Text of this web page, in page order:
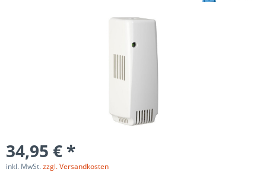
34,95 € *
inkl. MwSt.zzgl. Versandkosten